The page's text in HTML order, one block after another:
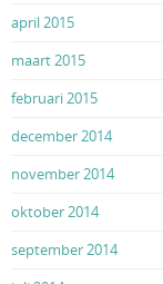
april 2015
maart 2015
februari 2015
december 2014
november 2014
oktober 2014
september 2014